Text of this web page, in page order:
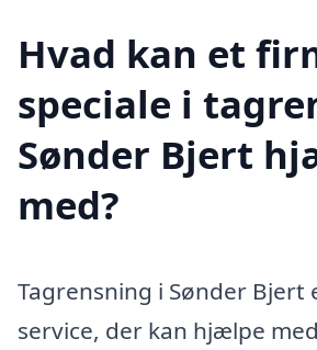
Hvad kan et
speciale i
Sønder Bjert
med?
Tagrensning i Sønder Bjert
service, der kan hjælpe